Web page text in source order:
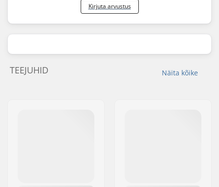
Kirjuta arvustus
Näita kõike
TEEJUHID